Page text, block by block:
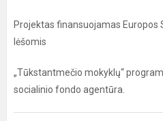
Projektas finansuojamas Europos
lėšomis
„Tūkstantmečio mokyklų“
socialinio fondo agentūra.